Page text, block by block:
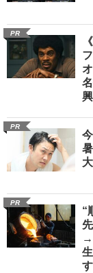
PR
PR
PR
“
→